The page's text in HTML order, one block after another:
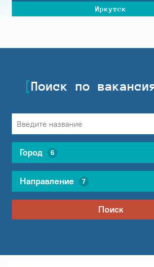
Иркутск
Поиск по
Город 6
Направление 7
Поиск